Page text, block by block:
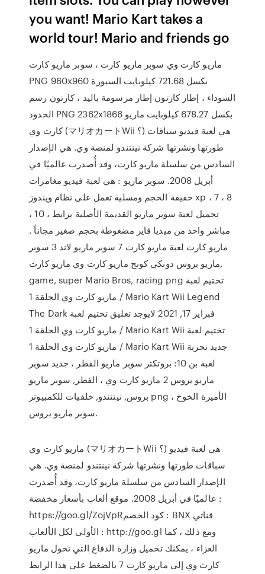
you want! Mario Kart takes a
world tour! Mario and friends go
ماريو كارت وي سوبر ماريو كارت ، سوبر ماريو كارت
PNG 960x960 بكسل 721.68 كيلوبايت السبورة
السوداء ، إطار كارتون إطار مرسومة باليد ، كارتون رسم
الحدود PNG 2362x1866 بكسل 678.27 كيلوبايت ماريو
كارت وي (マリオカートWii ؟) هي لعبة فيديو سباقات
طورتها ونشرتها شركة نينتندو لمنصة وي. هي الإصدار
السادس من سلسلة ماريو كارت، وقد أُصدرت عالميًا في
أبريل 2008. سوبر ماريو : هي لعبة فيديو مغامرات
خفيفة الحجم ومسلية تعمل على نظام ويندوز xp ، 7 ، 8
، 10 ، تحميل لعبة سوبر ماريو القديمة الأصلية برابط
مباشر واحد من ميديا فاير مضغوطة بحجم صغير مجاناً .
ماريو كارت لعبة ماريو كارت 7 سوبر ماريو لاند 3 سوبر
ماريو بروس دونكي كونج ماريو كارت وي ماريو كارت,
game, super Mario Bros, racing png تختيم لعبة
ماريو كارت وي الحلقة 1 / Mario Kart Wii Legend
The Dark فبراير 17, 2021 لايوجد تعليق تختيم لعبة
ماريو كارت وي الحلقة 1 / Mario Kart Wii تختيم لعبة
ماريو كارت وي الحلقة 1 / Mario Kart Wii جديد تجربة
لعبة بن 10: بروتكتر سوبر ماريو الفطر ، جديد سوبر
ماريو بروس 2 ماريو كارت وي ، الفطر, سوبر ماريو
بروس, نينتندو, خلفيات للكمبيوتر png الأميرة الخوخ ،
سوبر ماريو بروس.
ماريو كارت وي (マリオカートWii ؟) هي لعبة فيديو
سباقات طورتها ونشرتها شركة نينتندو لمنصة وي. هي
الإصدار السادس من سلسلة ماريو كارت، وقد أُصدرت
عالميًا في أبريل 2008. موقع ألعاب بأسعار مخفضة :
https://goo.gl/ZojVpRكود الخصم : BNX قناتي
الأولى لكل الألعاب : http://goo.gl ومع ذلك ، كما
العزاء ، يمكنك تحميل وزارة الدفاع التي تحول ماريو
كارت وي إلى ماريو كارت 7 بالضغط على هذا الرابط